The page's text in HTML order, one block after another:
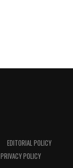
EDITORIAL POLICY
PRIVACY POLICY